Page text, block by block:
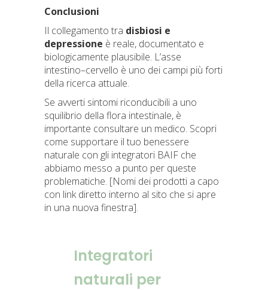
Conclusioni
Il collegamento tra disbiosi e
depressione è reale, documentato e
biologicamente plausibile. L’asse
intestino–cervello è uno dei campi più forti
della ricerca attuale.
Se avverti sintomi riconducibili a uno
squilibrio della flora intestinale, è
importante consultare un medico. Scopri
come supportare il tuo benessere
naturale con gli integratori BAIF che
abbiamo messo a punto per queste
problematiche. [Nomi dei prodotti a capo
con link diretto interno al sito che si apre
in una nuova finestra].
Integratori
naturali per